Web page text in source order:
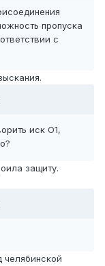
пропуска
с
иск О1,
защиту.